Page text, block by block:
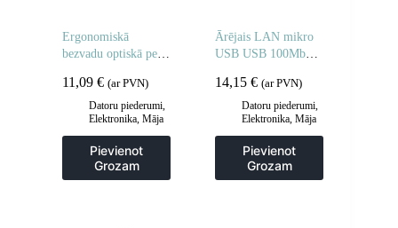
Ergonomiskā
bezvadu optiskā pele
4000dpi melna
11,09 € (ar PVN)
Datoru piederumi
Elektronika Māja
Pievienot
Grozam
Ārējais LAN mikro
USB USB 100Mbps
melns
14,15€ (ar PVN)
Datoru piederumi
Elektronika ,Māja
Pievienot
Grozam